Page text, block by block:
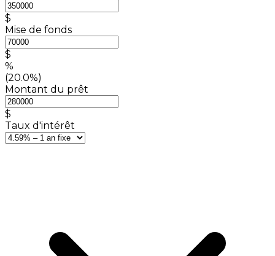
$
Mise de fonds
$
%
(20.0%)
Montant du prêt
$
Taux d'intérêt